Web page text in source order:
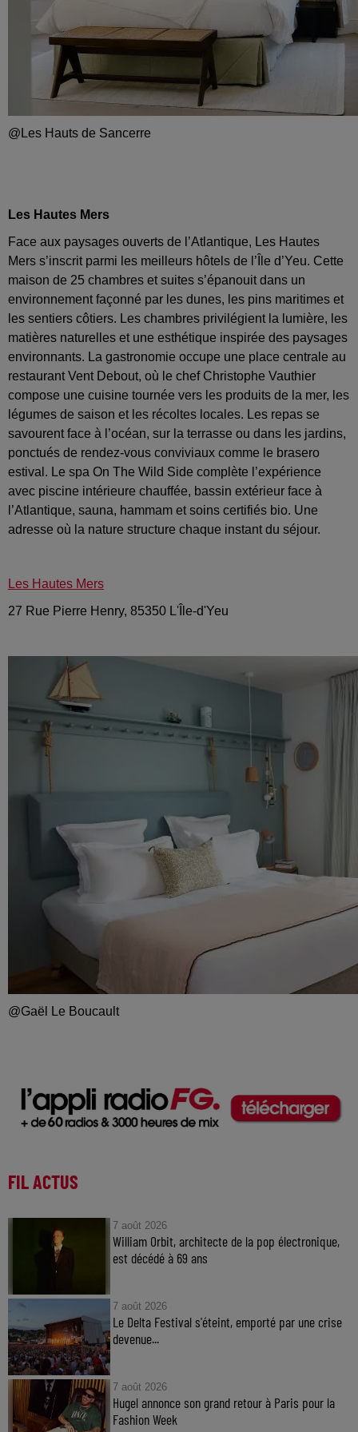
@Les Hauts de Sancerre
Les Hautes Mers
Face aux paysages ouverts de l’Atlantique, Les Hautes
Mers s’inscrit parmi les meilleurs hôtels de l’Île d’Yeu. Cette
maison de 25 chambres et suites s’épanouit dans un
environnement façonné par les dunes, les pins maritimes et
les sentiers côtiers. Les chambres privilégient la lumière, les
matières naturelles et une esthétique inspirée des paysages
environnants. La gastronomie occupe une place centrale au
restaurant Vent Debout, où le chef Christophe Vauthier
compose une cuisine tournée vers les produits de la mer, les
légumes de saison et les récoltes locales. Les repas se
savourent face à l’océan, sur la terrasse ou dans les jardins,
ponctués de rendez-vous conviviaux comme le brasero
estival. Le spa On The Wild Side complète l’expérience
avec piscine intérieure chauffée, bassin extérieur face à
l’Atlantique, sauna, hammam et soins certifiés bio. Une
adresse où la nature structure chaque instant du séjour.
Les Hautes Mers
27 Rue Pierre Henry, 85350 L'Île-d'Yeu
@Gaël Le Boucault
FIL ACTUS
7 août 2026
William Orbit, architecte de la pop électronique,
est décédé à 69 ans
7 août 2026
Le Delta Festival s'éteint, emporté par une crise
devenue...
7 août 2026
Hugel annonce son grand retour à Paris pour la
Fashion Week